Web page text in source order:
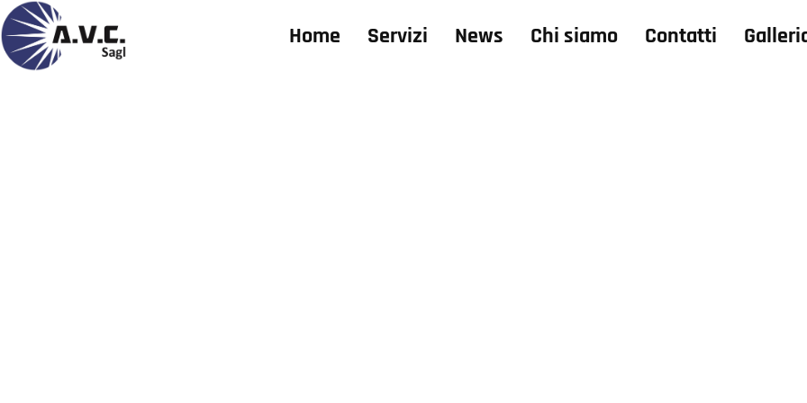
Home Servizi News Chi siamo Contatti